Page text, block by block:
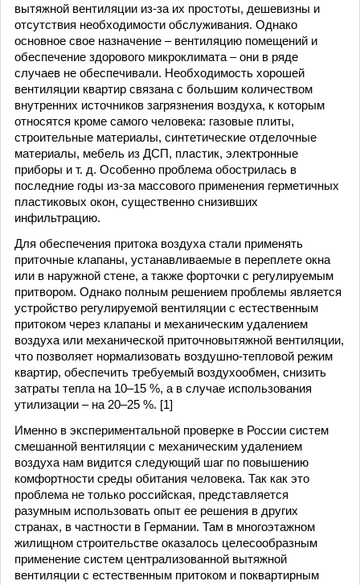
вытяжной вентиляции из-за их простоты, дешевизны и
отсутствия необходимости обслуживания. Однако
основное свое назначение – вентиляцию помещений и
обеспечение здорового микроклимата – они в ряде
случаев не обеспечивали. Необходимость хорошей
вентиляции квартир связана с большим количеством
внутренних источников загрязнения воздуха, к которым
относятся кроме самого человека: газовые плиты,
строительные материалы, синтетические отделочные
материалы, мебель из ДСП, пластик, электронные
приборы и т. д. Особенно проблема обострилась в
последние годы из-за массового применения герметичных
пластиковых окон, существенно снизивших
инфильтрацию.
Для обеспечения притока воздуха стали применять
приточные клапаны, устанавливаемые в переплете окна
или в наружной стене, а также форточки с регулируемым
притвором. Однако полным решением проблемы является
устройство регулируемой вентиляции с естественным
притоком через клапаны и механическим удалением
воздуха или механической приточновытяжной вентиляции,
что позволяет нормализовать воздушно-тепловой режим
квартир, обеспечить требуемый воздухообмен, снизить
затраты тепла на 10–15 %, а в случае использования
утилизации – на 20–25 %. [1]
Именно в экспериментальной проверке в России систем
смешанной вентиляции с механическим удалением
воздуха нам видится следующий шаг по повышению
комфортности среды обитания человека. Так как это
проблема не только российская, представляется
разумным использовать опыт ее решения в других
странах, в частности в Германии. Там в многоэтажном
жилищном строительстве оказалось целесообразным
применение систем централизованной вытяжной
вентиляции с естественным притоком и поквартирным